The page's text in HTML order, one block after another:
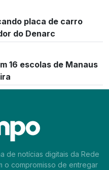
placa de carro
do Denarc
16 escolas de Manaus
de notícias digitais da Rede
o compromisso de entregar